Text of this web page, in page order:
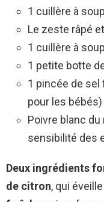
1 cuillère à
Le zeste râpé
1 cuillère à
1 petite botte
1 pincée de sel
pour les bébés)
Poivre blanc du
sensibilité des
Deux ingrédients
de citron, qui